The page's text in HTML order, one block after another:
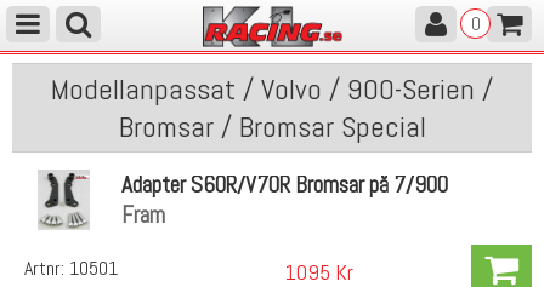
0
Modellanpassat / Volvo / 900-Serien /
Bromsar / Bromsar Special
Artnr: 10501
Adapter S60R/V70R Bromsar på 7/900
Fram
1095 Kr